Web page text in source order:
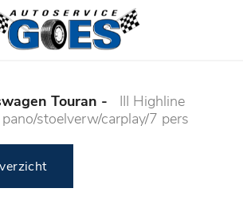
Touran -
III Highline
stoelverw/carplay/7 pers